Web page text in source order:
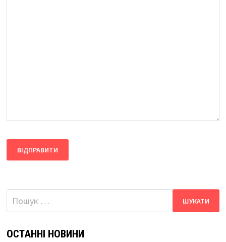
Пошук:
ОСТАННІ НОВИНИ